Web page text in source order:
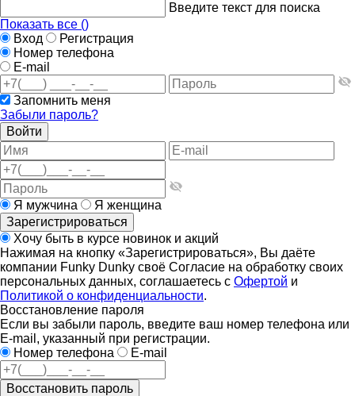
Введите текст для поиска
Показать все ()
Вход
Регистрация
Номер телефона
E-mail
Запомнить меня
Забыли пароль?
Войти
Я мужчина
Я женщина
Зарегистрироваться
Хочу быть в курсе новинок и акций
Нажимая на кнопку «Зарегистрироваться», Вы даёте
компании Funky Dunky своё Согласие на обработку своих
персональных данных, соглашаетесь с Офертой и
Политикой о конфиденциальности.
Восстановление пароля
Если вы забыли пароль, введите ваш номер телефона или
E-mail, указанный при регистрации.
Номер телефона
E-mail
Восстановить пароль